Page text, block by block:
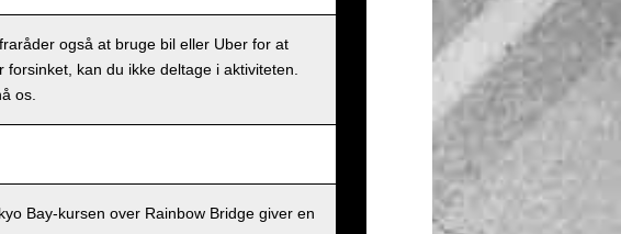
også at bruge bil eller Uber for at
kan du ikke deltage i aktiviteten.
os.
Bay-kursen over Rainbow Bridge giver en